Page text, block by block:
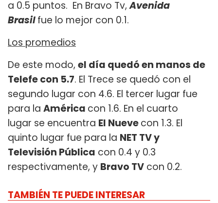
a 0.5 puntos. En Bravo Tv,Avenida
Brasilfue lo mejor con 0.1.
Los promedios
De este modo, el día quedó en manos de
Telefe con 5.7. El Trece se quedó con el
segundo lugar con 4.6. El tercer lugar fue
para la América con 1.6. En el cuarto
lugar se encuentra El Nuevecon 1.3. El
quinto lugar fue para la NET TV y
Televisión Pública con 0.4 y 0.3
respectivamente, y Bravo TV con 0.2.
TAMBIÉN TE PUEDE INTERESAR